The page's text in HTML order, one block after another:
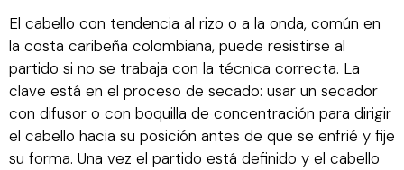
El cabello con tendencia al rizo o a la onda, común en
la costa caribeña colombiana, puede resistirse al
partido si no se trabaja con la técnica correcta. La
clave está en el proceso de secado: usar un secador
con difusor o con boquilla de concentración para dirigir
el cabello hacia su posición antes de que se enfrié y fije
su forma. Una vez el partido está definido y el cabello